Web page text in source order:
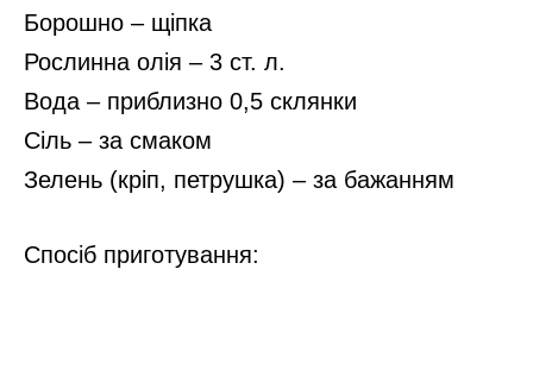
Борошно – щіпка
Рослинна олія – 3 ст. л.
Вода – приблизно 0,5 склянки
Сіль – за смаком
Зелень (кріп, петрушка) – за бажанням
Спосіб приготування: